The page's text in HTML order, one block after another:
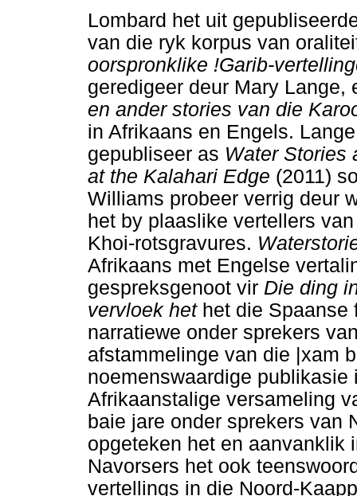
Lombard het uit
van die ryk korpus van
oorspronklike !Garib-
geredigeer deur Mary Lange,
en ander stories van die
in Afrikaans en Engels.
gepubliseer as Water Stories
at the Kalahari Edge (2011)
Williams probeer verrig deur
het by plaaslike vertellers
Khoi-rotsgravures.
Afrikaans met Engelse
gespreksgenoot vir Die ding
vervloek het het die Spaanse
narratiewe onder sprekers
afstammelinge van die |xam
noemenswaardige
Afrikaanstalige versameling
baie jare onder sprekers van
opgeteken het en aanvanklik
Navorsers het ook
vertellings in die Noord-